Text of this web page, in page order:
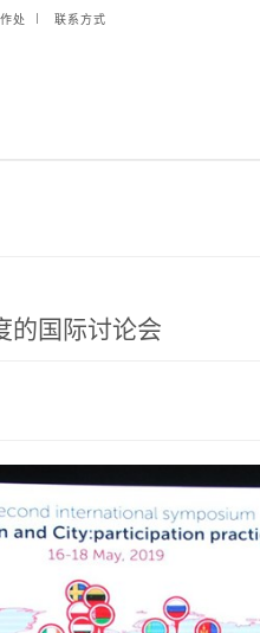
处 联系方式
的国际讨论会